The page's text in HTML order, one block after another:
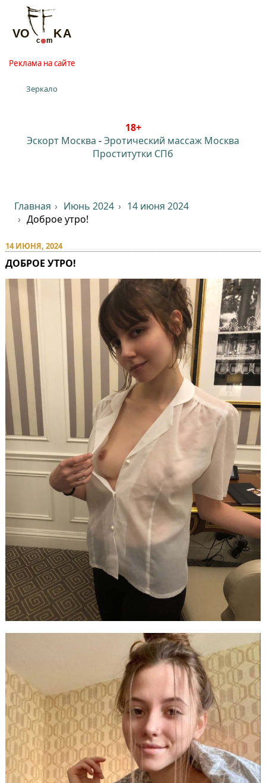
Реклама на сайте
Зеркало
18+
Эскорт Москва -Эротический массаж Москва
Проститутки СПб
Главная Июнь 2024
14 июня 2024
Доброе утро!
14 ИЮНЯ, 2024
ДОБРОЕ УТРО!